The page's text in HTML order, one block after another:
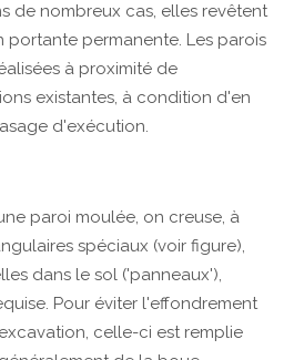
de nombreux cas, elles revêtent
permanente. Les parois
à proximité de
existantes, à condition d'en
d'exécution.
paroi moulée, on creuse, à
spéciaux (voir figure),
dans le sol ('panneaux'),
Pour éviter l'effondrement
celle-ci est remplie